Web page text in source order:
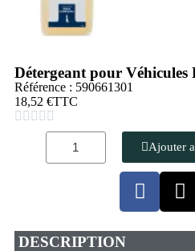
Détergeant pour
Référence : 590661301
18,52 €TTC
    
Ajouter
DESCRIPTION